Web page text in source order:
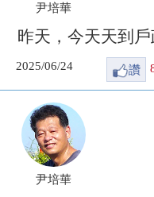
尹培華
昨天，今天天到
2025/06/24 讚
尹培華